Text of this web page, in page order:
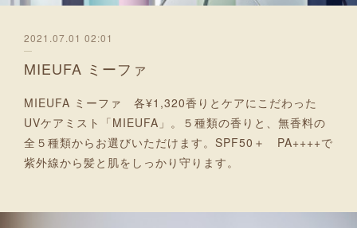
2021.07.01 02:01
MIEUFA ミーファ
MIEUFA ミーファ 各¥1,320香りとケアにこだわった
UVケアミスト「MIEUFA」。５種類の香りと、無香料の
全５種類からお選びいただけます。SPF50＋ PA++++で
紫外線から髪と肌をしっかり守ります。